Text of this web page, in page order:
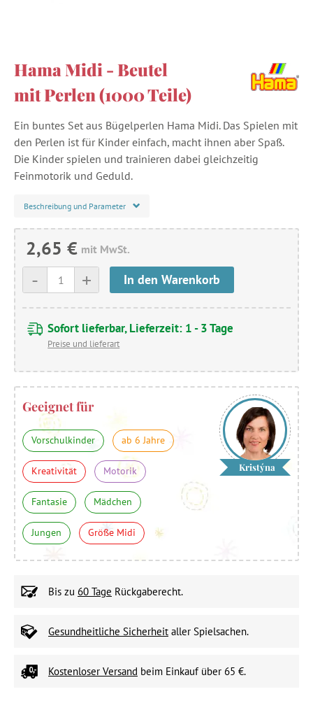
Hama Midi - Beutel
mit Perlen (1000 Teile)
Ein buntes Set aus Bügelperlen Hama Midi. Das Spielen mit
den Perlen ist für Kinder einfach, macht ihnen aber Spaß.
Die Kinder spielen und trainieren dabei gleichzeitig
Feinmotorik und Geduld.
Beschreibung und Parameter
2,65 € mit MwSt.
+
- In den Warenkorb
Sofort lieferbar, Lieferzeit: 1 - 3 Tage
Preise und lieferart
Geeignet für
Vorschulkinder ab 6 Jahre
Kreativität Motorik
Fantasie Mädchen
Jungen Größe Midi
Kristýna
Bis zu 60 Tage Rückgaberecht.
Gesundheitliche Sicherheit aller Spielsachen.
Kostenloser Versand beim Einkauf über 65 €.